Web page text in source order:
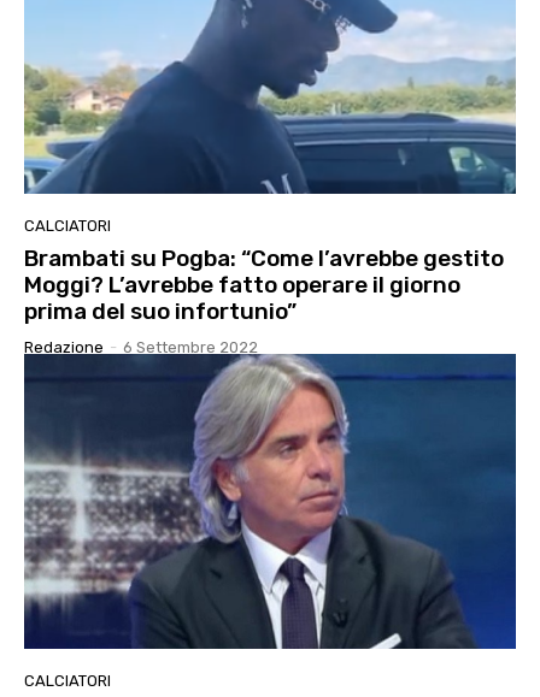
CALCIATORI
Brambati su Pogba: “Come l’avrebbe gestito
Moggi? L’avrebbe fatto operare il giorno
prima del suo infortunio”
Redazione - 6 Settembre 2022
CALCIATORI